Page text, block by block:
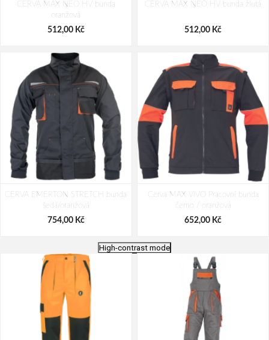
CERVA MAX NEO HV bunda
oranžová
512,00 Kč
CERVA MAX NEO HV bunda žlutá
512,00 Kč
CERVA EMERTON STRETCH bunda
šedá/oranžová
754,00 Kč
Cerva MAX VIVO Pracovní bunda
černo / oranžová
652,00 Kč
High-contrast mode